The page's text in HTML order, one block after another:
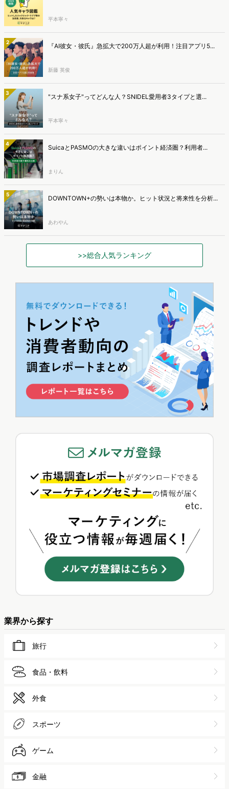
平本寧々
2 『AI彼女・彼氏』急拡大で200万人超が利用！注目アプリ5...
新藤 英俊
3 "スナ系女子"ってどんな人？SNIDEL愛用者3タイプと選...
平本寧々
4 SuicaとPASMOの大きな違いはポイント経済圏？利用者...
まりん
5 DOWNTOWN+の勢いは本物か。ヒット状況と将来性を分析...
あわやん
>>総合人気ランキング
業界から探す
旅行
食品・飲料
外食
スポーツ
ゲーム
金融